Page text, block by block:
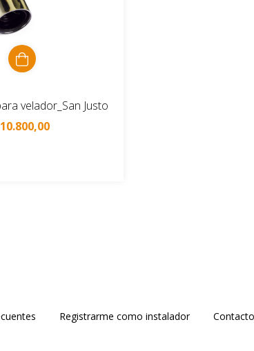
velador_San Justo
Registrarme como instalador Contacto